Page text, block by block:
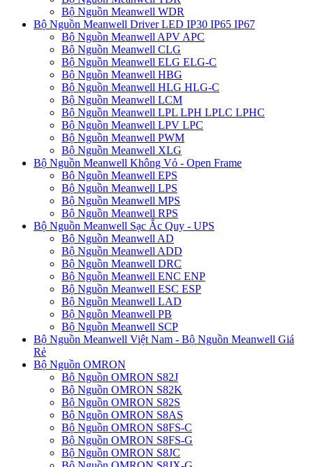
Bộ Nguồn Meanwell WDR
Bộ Nguồn Meanwell Driver LED IP30 IP65 IP67
Bộ Nguồn Meanwell APV APC
Bộ Nguồn Meanwell CLG
Bộ Nguồn Meanwell ELG ELG-C
Bộ Nguồn Meanwell HBG
Bộ Nguồn Meanwell HLG HLG-C
Bộ Nguồn Meanwell LCM
Bộ Nguồn Meanwell LPL LPH LPLC LPHC
Bộ Nguồn Meanwell LPV LPC
Bộ Nguồn Meanwell PWM
Bộ Nguồn Meanwell XLG
Bộ Nguồn Meanwell Không Vỏ - Open Frame
Bộ Nguồn Meanwell EPS
Bộ Nguồn Meanwell LPS
Bộ Nguồn Meanwell MPS
Bộ Nguồn Meanwell RPS
Bộ Nguồn Meanwell Sạc Ắc Quy - UPS
Bộ Nguồn Meanwell AD
Bộ Nguồn Meanwell ADD
Bộ Nguồn Meanwell DRC
Bộ Nguồn Meanwell ENC ENP
Bộ Nguồn Meanwell ESC ESP
Bộ Nguồn Meanwell LAD
Bộ Nguồn Meanwell PB
Bộ Nguồn Meanwell SCP
Bộ Nguồn Meanwell Việt Nam - Bộ Nguồn Meanwell Giá
Rẻ
Bộ Nguồn OMRON
Bộ Nguồn OMRON S82J
Bộ Nguồn OMRON S82K
Bộ Nguồn OMRON S82S
Bộ Nguồn OMRON S8AS
Bộ Nguồn OMRON S8FS-C
Bộ Nguồn OMRON S8FS-G
Bộ Nguồn OMRON S8JC